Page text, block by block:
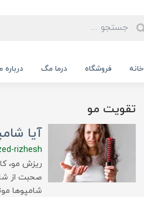
خانه فروشگاه درما مگ درباره
تقویت مو
آیا
rizhesh
ریزش مو،
صحبت از
شامپوها